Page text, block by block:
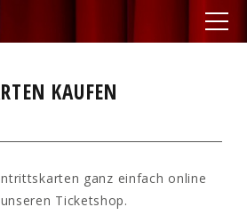
KAUFEN
ganz einfach online
Ticketshop.